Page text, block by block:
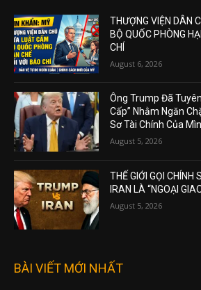
THƯỢNG VIỆN DÂN
BỘ QUỐC PHÒNG
CHÍ
August 6, 2026
Ông Trump Đã
Cấp” Nhằm Ngăn
Sơ Tài Chính Của
August 5, 2026
THẾ GIỚI GỌI
IRAN LÀ “NGOẠI
August 5, 2026
BÀI VIẾT MỚI NHẤT